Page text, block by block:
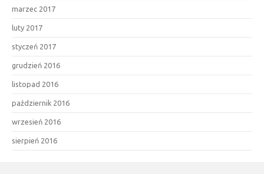
marzec 2017
luty 2017
styczeń 2017
grudzień 2016
listopad 2016
październik 2016
wrzesień 2016
sierpień 2016